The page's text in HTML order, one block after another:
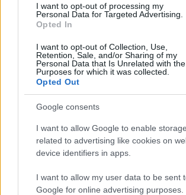
I want to opt-out of processing my
Personal Data for Targeted Advertising.
Opted In
I want to opt-out of Collection, Use,
Retention, Sale, and/or Sharing of my
Personal Data that Is Unrelated with the
Purposes for which it was collected.
Opted Out
Google consents
I want to allow Google to enable storage
related to advertising like cookies on
device identifiers in apps.
I want to allow my user data to be sent
Google for online advertising purposes.
Continua a leggere
NERD NEWS